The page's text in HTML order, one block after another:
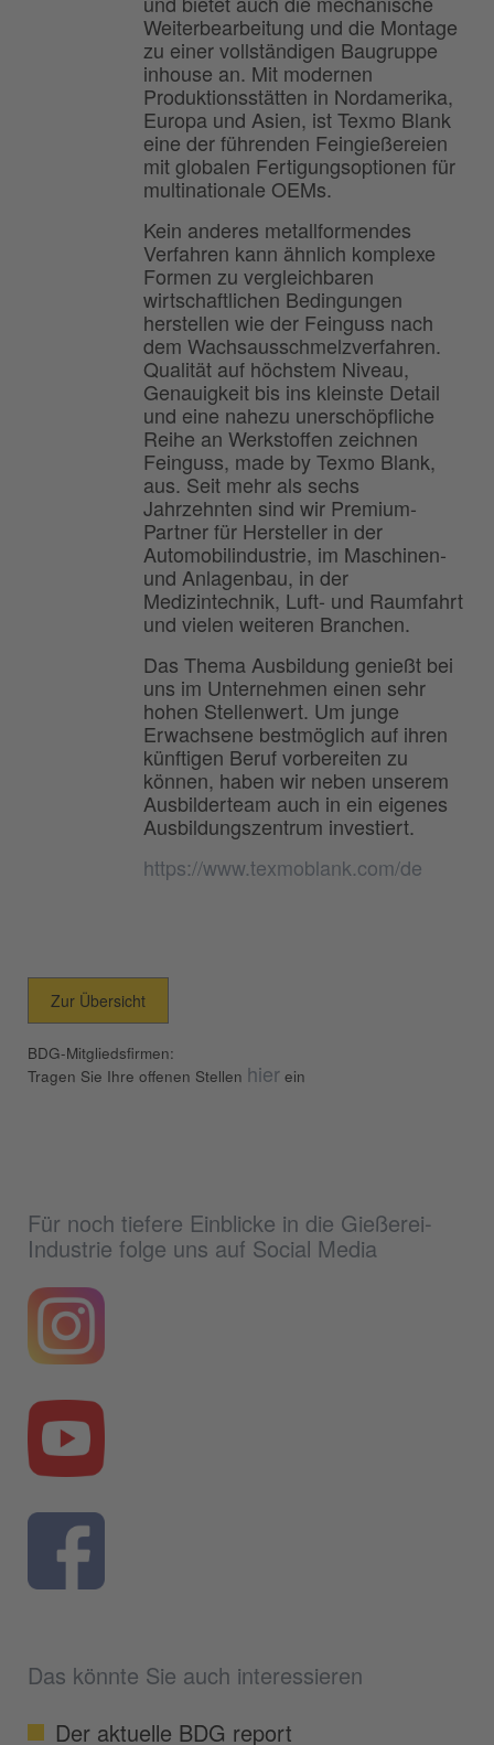
Weiterbearbeitung und die Montage
zu einer vollständigen Baugruppe
inhouse an. Mit modernen
Produktionsstätten in Nordamerika,
Europa und Asien, ist Texmo Blank
eine der führenden Feingießereien
mit globalen Fertigungsoptionen für
multinationale OEMs.
Kein anderes metallformendes
Verfahren kann ähnlich komplexe
Formen zu vergleichbaren
wirtschaftlichen Bedingungen
herstellen wie der Feinguss nach
dem Wachsausschmelzverfahren.
Qualität auf höchstem Niveau,
Genauigkeit bis ins kleinste Detail
und eine nahezu unerschöpfliche
Reihe an Werkstoffen zeichnen
Feinguss, made by Texmo Blank,
aus. Seit mehr als sechs
Jahrzehnten sind wir Premium-
Partner für Hersteller in der
Automobilindustrie, im Maschinen-
und Anlagenbau, in der
Medizintechnik, Luft- und Raumfahrt
und vielen weiteren Branchen.
Das Thema Ausbildung genießt bei
uns im Unternehmen einen sehr
hohen Stellenwert. Um junge
Erwachsene bestmöglich auf ihren
künftigen Beruf vorbereiten zu
können, haben wir neben unserem
Ausbilderteam auch in ein eigenes
Ausbildungszentrum investiert.
https://www.texmoblank.com/de
Zur Übersicht
BDG-Mitgliedsfirmen:
Tragen Sie Ihre offenen Stellen hier ein
Für noch tiefere Einblicke in die Gießerei-
Industrie folge uns auf Social Media
Das könnte Sie auch interessieren
Der aktuelle BDG report